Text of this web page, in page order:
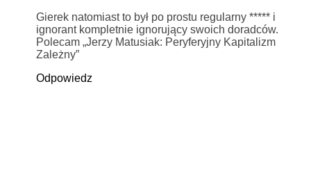
Gierek natomiast to był po prostu regularny ***** i
ignorant kompletnie ignorujący swoich doradców.
Polecam „Jerzy Matusiak: Peryferyjny Kapitalizm
Zależny”
Odpowiedz